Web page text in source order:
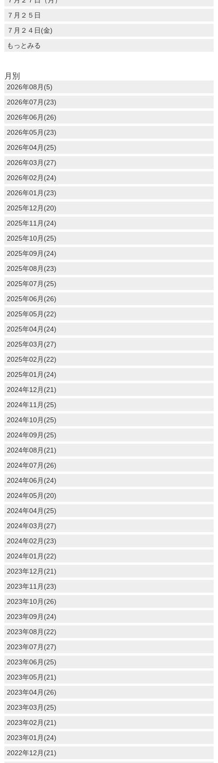
７月２５日
７月２４日(金)
もっとみる
月別
2026年08月(5)
2026年07月(23)
2026年06月(26)
2026年05月(23)
2026年04月(25)
2026年03月(27)
2026年02月(24)
2026年01月(23)
2025年12月(20)
2025年11月(24)
2025年10月(25)
2025年09月(24)
2025年08月(23)
2025年07月(25)
2025年06月(26)
2025年05月(22)
2025年04月(24)
2025年03月(27)
2025年02月(22)
2025年01月(24)
2024年12月(21)
2024年11月(25)
2024年10月(25)
2024年09月(25)
2024年08月(21)
2024年07月(26)
2024年06月(24)
2024年05月(20)
2024年04月(25)
2024年03月(27)
2024年02月(23)
2024年01月(22)
2023年12月(21)
2023年11月(23)
2023年10月(26)
2023年09月(24)
2023年08月(22)
2023年07月(27)
2023年06月(25)
2023年05月(21)
2023年04月(26)
2023年03月(25)
2023年02月(21)
2023年01月(24)
2022年12月(21)